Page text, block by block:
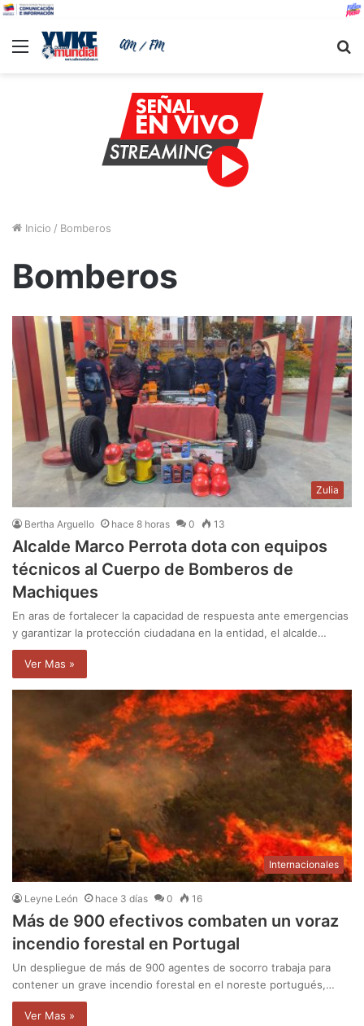
Menu
Inicio / Bomberos
Bomberos
Zulia
Bertha Arguello hace 8 horas 0 13
Alcalde Marco Perrota dota con equipos
técnicos al Cuerpo de Bomberos de
Machiques
En aras de fortalecer la capacidad de respuesta ante emergencias
y garantizar la protección ciudadana en la entidad, el alcalde…
Ver Mas »
Internacionales
Leyne León hace 3 días 0 16
Más de 900 efectivos combaten un voraz
incendio forestal en Portugal
Un despliegue de más de 900 agentes de socorro trabaja para
contener un grave incendio forestal en el noreste portugués,…
Ver Mas »